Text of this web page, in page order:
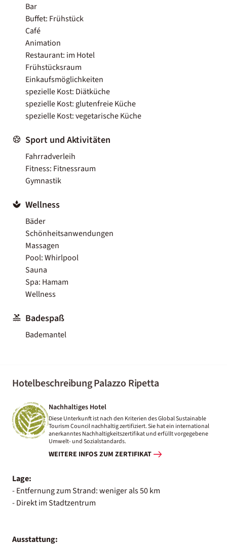
Bar
Buffet: Frühstück
Café
Animation
Restaurant: im Hotel
Frühstücksraum
Einkaufsmöglichkeiten
spezielle Kost: Diätküche
spezielle Kost: glutenfreie Küche
spezielle Kost: vegetarische Küche
Sport und Aktivitäten
Fahrradverleih
Fitness: Fitnessraum
Gymnastik
Wellness
Bäder
Schönheitsanwendungen
Massagen
Pool: Whirlpool
Sauna
Spa: Hamam
Wellness
Badespaß
Bademantel
Hotelbeschreibung Palazzo Ripetta
Nachhaltiges Hotel
Diese Unterkunft ist nach den Kriterien des Global Sustainable
Tourism Council nachhaltig zertifiziert. Sie hat ein international
anerkanntes Nachhaltigkeitszertifikat und erfüllt vorgegebene
Umwelt- und Sozialstandards.
WEITERE INFOS ZUM ZERTIFIKAT
Lage:
- Entfernung zum Strand: weniger als 50 km
- Direkt im Stadtzentrum
Ausstattung: